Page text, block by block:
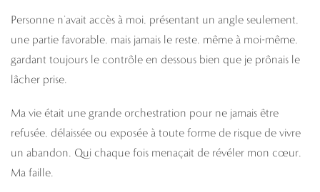
Personne n’avait accès à moi, présentant un angle seulement,
une partie favorable, mais jamais le reste, même à moi-même,
gardant toujours le contrôle en dessous bien que je prônais le
lâcher prise.
Ma vie était une grande orchestration pour ne jamais être
refusée, délaissée ou exposée à toute forme de risque de vivre
un abandon. Qui chaque fois menaçait de révéler mon cœur.
Ma faille.